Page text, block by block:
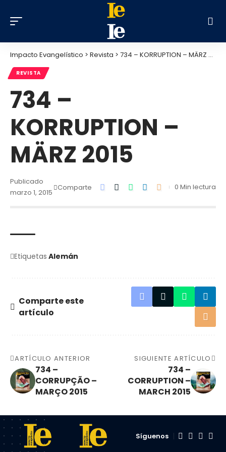
Impacto Evangelístico > Revista > 734 – KORRUPTION – MÄRZ 2015
REVISTA
734 –
KORRUPTION –
MÄRZ 2015
Publicado
marzo 1, 2015
Comparte 0 Min lectura
Etiquetas Alemán
Comparte este
artículo
ARTÍCULO ANTERIOR
734 –
CORRUPÇÃO –
MARÇO 2015
SIGUIENTE ARTÍCULO
734 –
CORRUPTION –
MARCH 2015
Síguenos